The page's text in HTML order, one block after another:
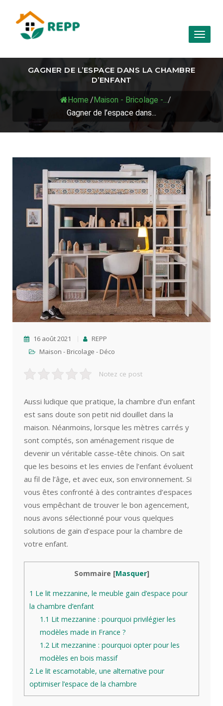
Toggle
GAGNER DE L’ESPACE DANS LA CHAMBRE
D’ENFANT
Home /Maison - Bricolage -.../
Gagner de l’espace dans...
16 août 2021
REPP
Maison - Bricolage - Déco
Notez ce post
Aussi ludique que pratique, la chambre d’un enfant
est sans doute son petit nid douillet dans la
maison. Néanmoins, lorsque les mètres carrés y
sont comptés, son aménagement risque de
devenir un véritable casse-tête chinois. On sait
que les besoins et les envies de l’enfant évoluent
au fil de l’âge, et avec eux, son environnement. Si
vous êtes confronté à des contraintes d’espaces
vous empêchant de trouver le bon agencement,
nous avons sélectionné pour vous quelques
solutions de gain d’espace pour la chambre de
votre enfant.
Sommaire [Masquer]
1 Le lit mezzanine, le meuble gain d’espace pour
la chambre d’enfant
1.1 Lit mezzanine : pourquoi privilégier les
modèles made in France ?
1.2 Lit mezzanine : pourquoi opter pour les
modèles en bois massif
2 Le lit escamotable, une alternative pour
optimiser l’espace de la chambre